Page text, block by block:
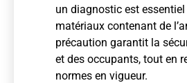
un diagnostic est
matériaux contenant de
précaution garantit la
et des occupants, tout en
normes en vigueur.